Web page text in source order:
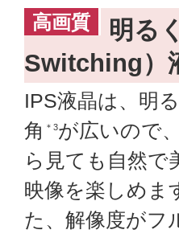
高画質
明る
Switching）
IPS液晶は、明
角 ＊3が広いので
ら見ても自然で
映像を楽しめま
た、解像度がフ